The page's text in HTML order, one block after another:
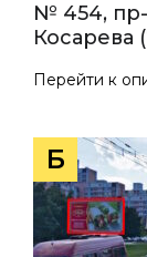
№ 454,
Косарева
Перейти к
Б